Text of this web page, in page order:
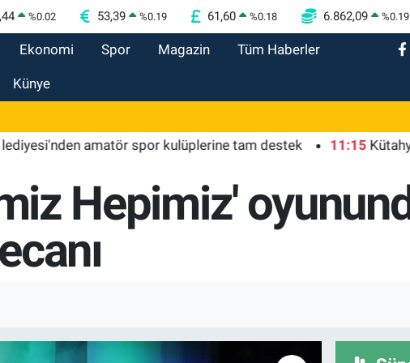
%0.02 53,39 %0.19 61,60 %0.18 6.862,09 %0.19
Ekonomi Spor Magazin Tüm Haberler
Künye
amatör spor kulüplerine tam destek 11:15 Kütahya'da
Hepimiz'